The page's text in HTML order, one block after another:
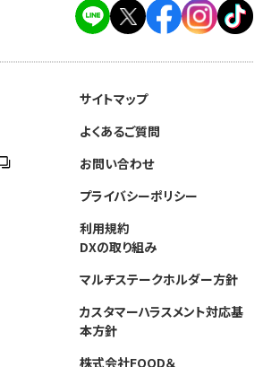
サイトマップ
よくあるご質問
お問い合わせ
プライバシーポリシー
利用規約
DXの取り組み
マルチステークホルダー方針
カスタマーハラスメント対応基
本方針
株式会社FOOD＆